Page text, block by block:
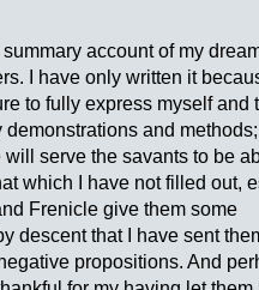
account of my
I have only written it
to fully express myself and
demonstrations and
serve the savants to be
which I have not filled out,
Frenicle give them some
descent that I have sent
propositions. And